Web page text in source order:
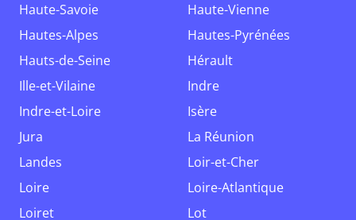
Haute-Savoie
Haute-Vienne
Hautes-Alpes
Hautes-Pyrénées
Hauts-de-Seine
Hérault
Ille-et-Vilaine
Indre
Indre-et-Loire
Isère
Jura
La Réunion
Landes
Loir-et-Cher
Loire
Loire-Atlantique
Loiret
Lot